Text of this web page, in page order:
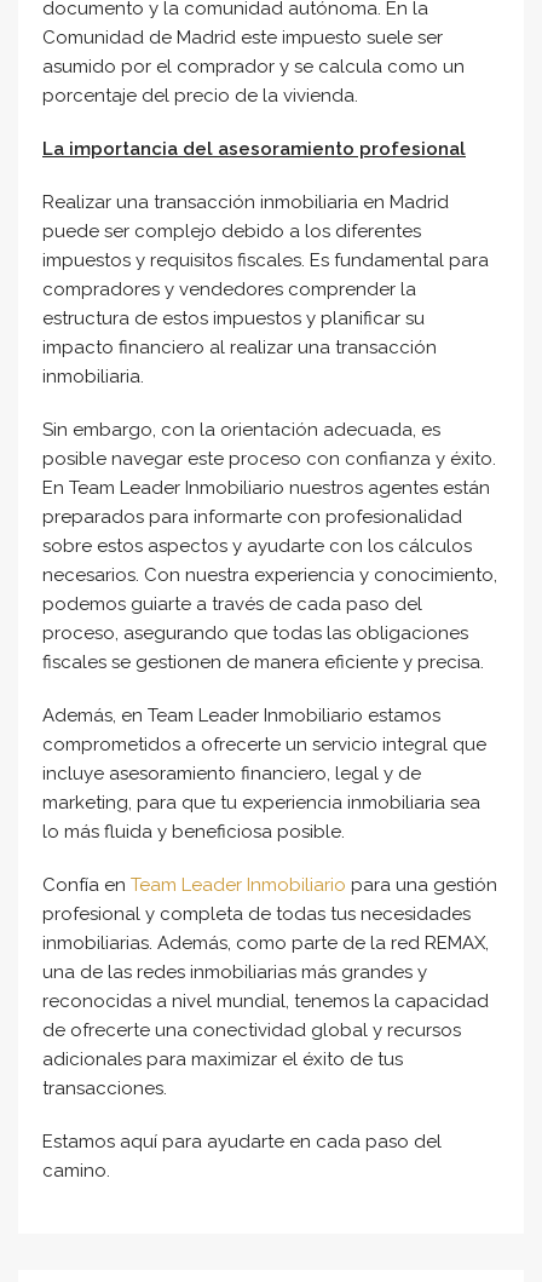
documento y la comunidad autónoma. En la
Comunidad de Madrid este impuesto suele ser
asumido por el comprador y se calcula como un
porcentaje del precio de la vivienda.
La importancia del asesoramiento profesional
Realizar una transacción inmobiliaria en Madrid
puede ser complejo debido a los diferentes
impuestos y requisitos fiscales. Es fundamental para
compradores y vendedores comprender la
estructura de estos impuestos y planificar su
impacto financiero al realizar una transacción
inmobiliaria.
Sin embargo, con la orientación adecuada, es
posible navegar este proceso con confianza y éxito.
En Team Leader Inmobiliario nuestros agentes están
preparados para informarte con profesionalidad
sobre estos aspectos y ayudarte con los cálculos
necesarios. Con nuestra experiencia y conocimiento,
podemos guiarte a través de cada paso del
proceso, asegurando que todas las obligaciones
fiscales se gestionen de manera eficiente y precisa.
Además, en Team Leader Inmobiliario estamos
comprometidos a ofrecerte un servicio integral que
incluye asesoramiento financiero, legal y de
marketing, para que tu experiencia inmobiliaria sea
lo más fluida y beneficiosa posible.
Confía en Team Leader Inmobiliario para una gestión
profesional y completa de todas tus necesidades
inmobiliarias. Además, como parte de la red REMAX,
una de las redes inmobiliarias más grandes y
reconocidas a nivel mundial, tenemos la capacidad
de ofrecerte una conectividad global y recursos
adicionales para maximizar el éxito de tus
transacciones.
Estamos aquí para ayudarte en cada paso del
camino.